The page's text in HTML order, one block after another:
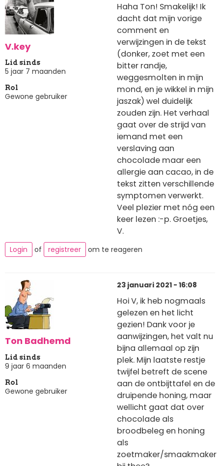
V.key
Lid sinds
5 jaar 7 maanden
Rol
Gewone gebruiker
Haha Ton! Smakelijk! Ik
dacht dat mijn vorige
comment en
verwijzingen in de tekst
(donker, zoet met een
bitter randje,
weggesmolten in mijn
mond, en je wikkel in mijn
jaszak) wel duidelijk
zouden zijn. Het verhaal
gaat over de strijd van
iemand met een
verslaving aan
chocolade maar een
allergie aan cacao, in de
tekst zitten verschillende
symptomen verwerkt.
Veel plezier met nóg een
keer lezen :-p. Groetjes,
V.
Login of registreer om te reageren
Ton Badhemd
Lid sinds
9 jaar 6 maanden
Rol
Gewone gebruiker
23 januari 2021 - 16:08
Hoi V, ik heb nogmaals
gelezen en het licht
gezien! Dank voor je
aanwijzingen, het valt nu
bijna allemaal op zijn
plek. Mijn laatste restje
twijfel betreft de scene
aan de ontbijttafel en de
druipende honing, maar
wellicht gaat dat over
chocolade als
broodbeleg en honing
als
zoetmaker/smaakmaker